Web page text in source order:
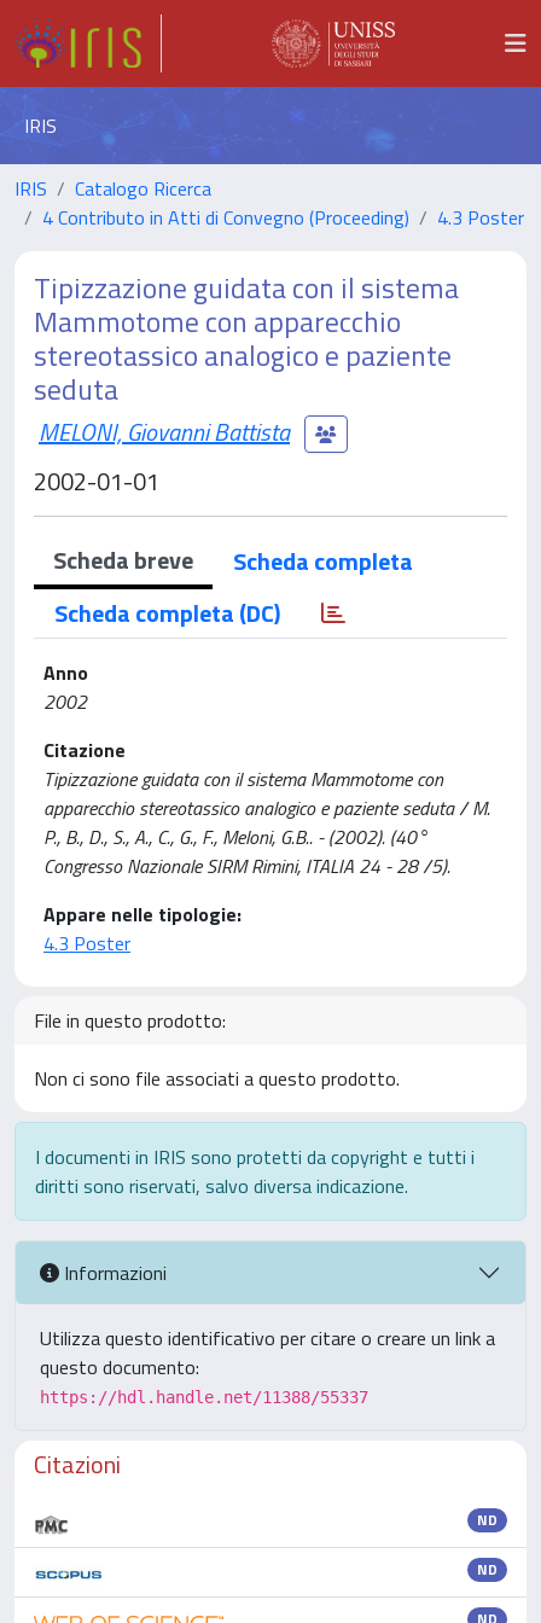
IRIS
IRIS
Catalogo Ricerca
4 Contributo in Atti di Convegno (Proceeding)
4.3 Poster
Tipizzazione guidata con il sistema
Mammotome con apparecchio
stereotassico analogico e paziente
seduta
MELONI, Giovanni Battista
2002-01-01
Scheda breve
Scheda completa
Scheda completa (DC)
Anno
2002
Citazione
Tipizzazione guidata con il sistema Mammotome con
apparecchio stereotassico analogico e paziente seduta / M.
P., B., D., S., A., C., G., F., Meloni, G.B.. - (2002). (40°
Congresso Nazionale SIRM Rimini, ITALIA 24 - 28 /5).
Appare nelle tipologie:
4.3 Poster
File in questo prodotto:
Non ci sono file associati a questo prodotto.
I documenti in IRIS sono protetti da copyright e tutti i
diritti sono riservati, salvo diversa indicazione.
Informazioni
Utilizza questo identificativo per citare o creare un link a
questo documento:
https://hdl.handle.net/11388/55337
Citazioni
ND
ND